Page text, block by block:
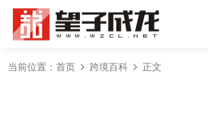
当前位置： 首页 跨境百科 正文